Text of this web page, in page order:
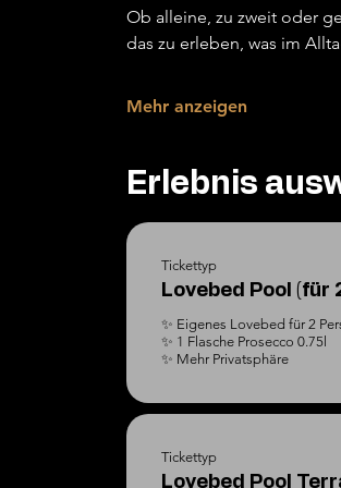
Ob alleine, zu zweit oder
das zu erleben, was im
Mehr anzeigen
Erlebnis
Tickettyp
Lovebed Pool (für
✨ Eigenes Lovebed für 2
✨ 1 Flasche Prosecco 0.75l
✨ Mehr Privatsphäre
Tickettyp
Lovebed Pool